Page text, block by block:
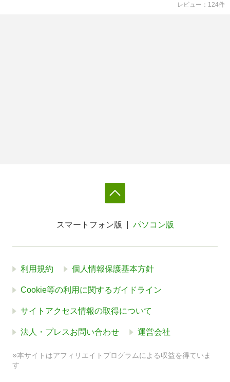
レビュー
124件
スマートフォン版 パソコン版
利用規約 個人情報保護基本方針
Cookie等の利用に関するガイドライン
サイトアクセス情報の取得について
法人・プレスお問い合わせ 運営会社
※本サイトはアフィリエイトプログラムによる収益を得ていま
す